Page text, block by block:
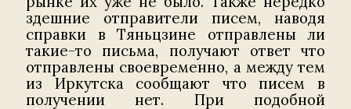
здешние отправители писем, наводя
справки в Тяньцзине отправлены ли
такие-то письма, получают ответ что
отправлены своевременно, а между тем
из Иркутска сообщают что писем в
получении нет. При подобной